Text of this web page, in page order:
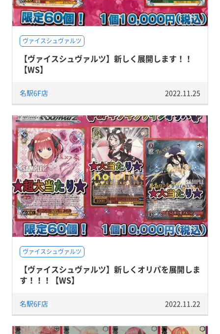
ヴァイスシュヴァルツ
【ヴァイスシュヴァルツ】新しく展開します！！
【WS】
名駅6F店 2022.11.25
ヴァイスシュヴァルツ
【ヴァイスシュヴァルツ】新しくオリパを展開しま
す！！！【WS】
名駅6F店 2022.11.22